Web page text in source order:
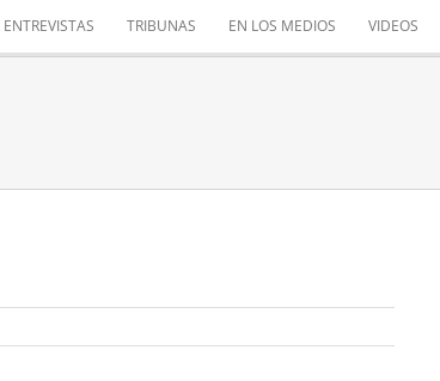
ENTREVISTAS TRIBUNAS EN LOS MEDIOS VIDEOS